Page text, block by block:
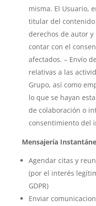
misma. El Usuario,
titular del
derechos de autor
contar con el
afectados. – Envío
relativas a las
Grupo, así como
lo que se hayan
de colaboración o
consentimiento del
Mensajería
Agendar citas y
(por el interés
GDPR)
Enviar